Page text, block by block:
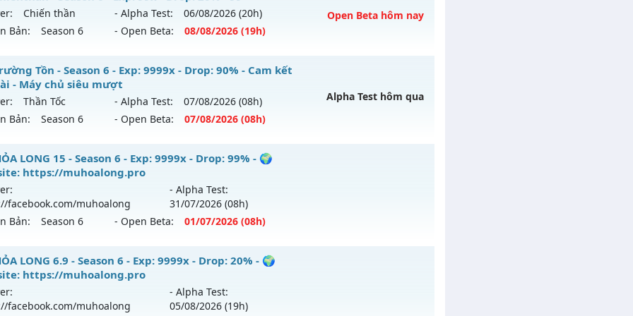
Mu Nguyên bản Webzen
XShield
ra tháng 08 2026 - Mở máy chủ https://facebook.com/muhoalong vào 20h
08/2626
Non Reset
Mu Nguyên bản Webzen
Chiến thần - Alpha Test: 06/08/2026 (20h)
Bản:
Season 6 - Open Beta: 08/08/2026 (19h)
Open Beta hôm nay
chienthan - 99
mới ra tháng 08 2026 - Mở máy chủChiến thần vào 19h ngày 08/08/2626
99x - Drop: 20%
loại: Mu Nguyên bản Webzen
Anti 8x
Tồn - Season 6 - Exp: 9999x - Drop: 90% - Cam kết
- Máy chủ siêu mượt
Thần Tốc - Alpha Test: 07/08/2026 (08h)
Bản:
Season 6 - Open Beta: 07/08/2026 (08h)
Alpha Test hôm qua
Trường Tồn - Cam kết lâu dài - Máy chủ siêu mượt
mới ra tháng 08 2026 - Mở máy chủ
Thần Tốc
9999x - Drop: 90%
loại: Mu Nguyên bản Webzen
ICMPROTECT ✅ 🔴 ✨ ⚡️
LONG 15 - Season 6 - Exp: 9999x - Drop: 99% - 🌍
https://muhoalong.pro
facebook.com/muhoalong
- Alpha Test:
31/07/2026 (08h)
Bản:
Season 6 - Open Beta: 01/07/2026 (08h)
LONG 15 - 🌍 Website: https://muhoalong.pro
ra tháng 07 2026 - Mở máy chủhttps://facebook.com/muhoalong
07/2626
LONG 6.9 - Season 6 - Exp: 9999x - Drop: 20% - 🌍
https://muhoalong.pro
facebook.com/muhoalong
- Alpha Test:
05/08/2026 (19h)